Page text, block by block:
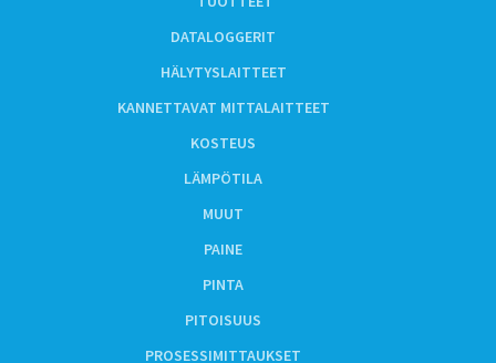
DATALOGGERIT
HÄLYTYSLAITTEET
KANNETTAVAT MITTALAITTEET
KOSTEUS
LÄMPÖTILA
MUUT
PAINE
PINTA
PITOISUUS
PROSESSIMITTAUKSET